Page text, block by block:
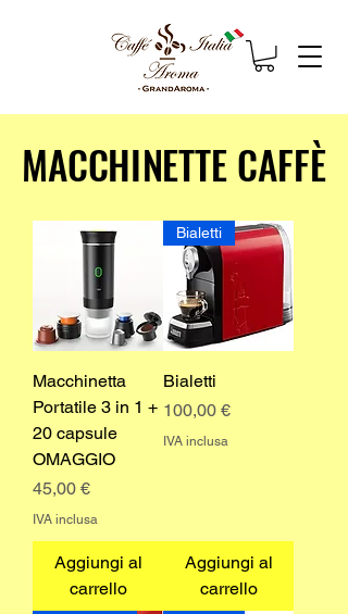
MACCHINETTE CAFFÈ
MACCHINETTE CAFFÈ
Macchinetta
Portatile 3 in 1 +
20 capsule
OMAGGIO
Prezzo
45,00 €
IVA inclusa
Aggiungi al
carrello
Bialetti
Bialetti
Prezzo
100,00 €
IVA inclusa
Aggiungi al
carrello